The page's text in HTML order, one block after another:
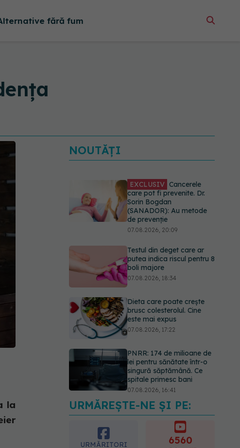
fără fum
la
NOUTĂȚI
EXCLUSIV Cancerele
care pot fi prevenite. Dr.
Sorin Bogdan
(SANADOR): Au metode
de prevenție
07.08.2026, 20:09
Testul din deget care ar
putea indica riscul pentru 8
boli majore
07.08.2026, 18:34
Dieta care poate crește
brusc colesterolul. Cine
este mai expus
07.08.2026, 17:22
PNRR: 174 de milioane de
lei pentru sănătate într-o
singură săptămână. Ce
spitale primesc bani
07.08.2026, 16:41
Ce spune culoarea ta
preferată despre vârsta
pe care o ai. Care este
"codul cromatic" al
URMĂREȘTE-NE ȘI PE:
URMĂRITORI 6560